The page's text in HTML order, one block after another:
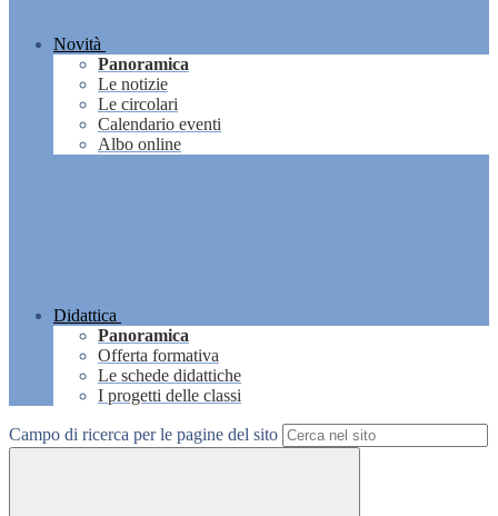
Novità
Panoramica
Le notizie
Le circolari
Calendario eventi
Albo online
Didattica
Panoramica
Offerta formativa
Le schede didattiche
I progetti delle classi
Campo di ricerca per le pagine del sito